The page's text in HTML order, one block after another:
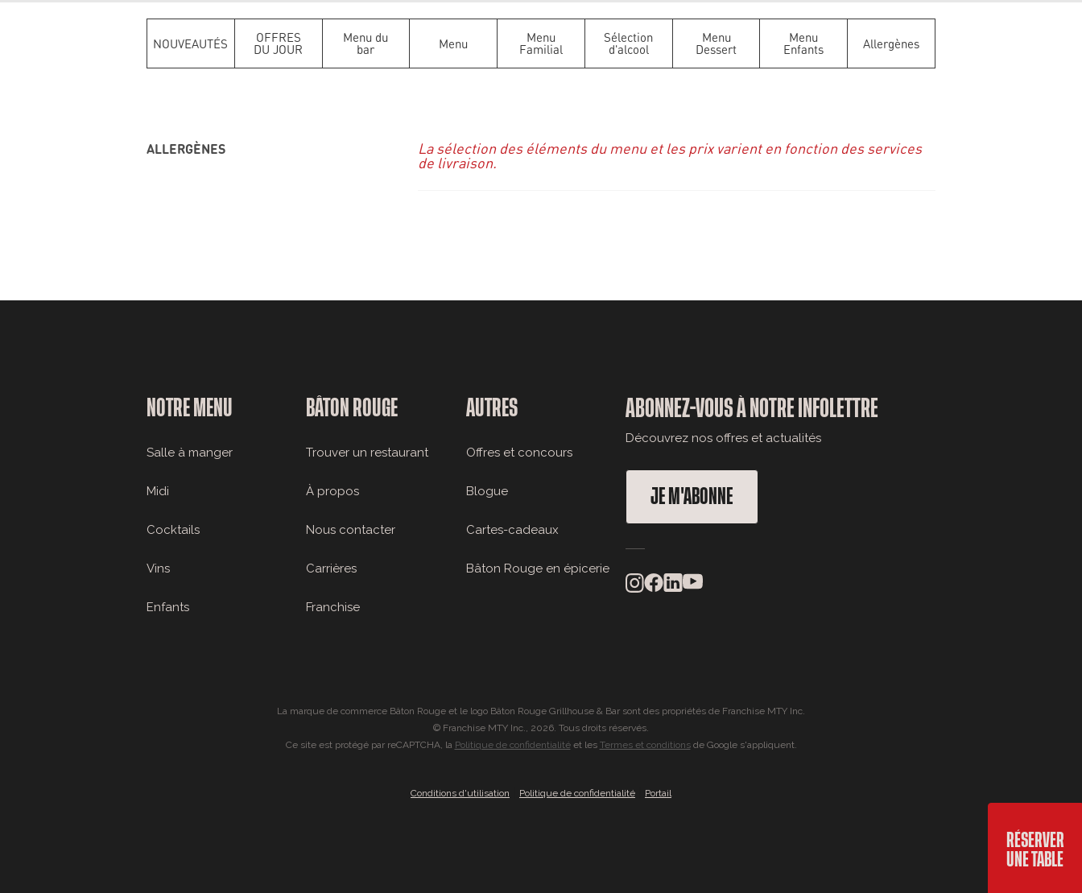
NOUVEAUTÉS OFFRES
DU JOUR
Menu du
bar Menu Menu
Familial
Sélection
d'alcool
Menu
Dessert
Menu
Enfants Allergènes
ALLERGÈNES La sélection des éléments du menu et les prix varient en fonction des services
de livraison.
RÉSERVER
UNE TABLE
NOTRE MENU
Salle à manger
Midi
Cocktails
Vins
Enfants
BÂTON ROUGE
Trouver un restaurant
À propos
Nous contacter
Carrières
Franchise
AUTRES
Offres et concours
Blogue
Cartes-cadeaux
Bâton Rouge en épicerie
ABONNEZ-VOUS À NOTRE INFOLETTRE
Découvrez nos offres et actualités
JE M'ABONNE
La marque de commerce Bâton Rouge et le logo Bâton Rouge Grillhouse & Bar sont des propriétés de Franchise MTY Inc.
© Franchise MTY Inc., 2026. Tous droits réservés.
Ce site est protégé par reCAPTCHA, la Politique de confidentialitéet les Termes et conditionsde Google s'appliquent.
Conditions d'utilisation Politique de confidentialité Portail